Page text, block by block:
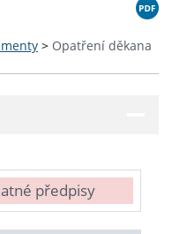
> Opatření děkana
předpisy